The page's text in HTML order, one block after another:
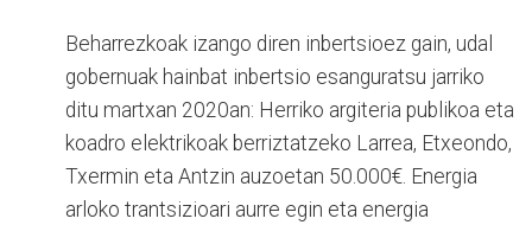
Beharrezkoak izango diren inbertsioez gain, udal
gobernuak hainbat inbertsio esanguratsu jarriko
ditu martxan 2020an: Herriko argiteria publikoa eta
koadro elektrikoak berriztatzeko Larrea, Etxeondo,
Txermin eta Antzin auzoetan 50.000€. Energia
arloko trantsizioari aurre egin eta energia